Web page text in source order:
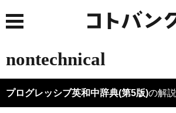
nontechnical
プログレッシブ英和中辞典(第5版)の解説